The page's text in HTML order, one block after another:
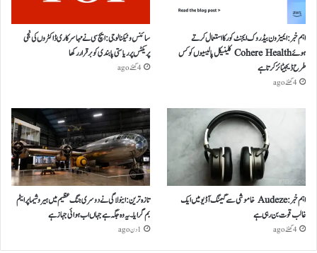
اہم خبر: ایمیزون بیڈروک ایجنٹ کور کا استعمال کرتے
ہوئے Cohere Health کلینیکل پالیسیوں کو کس
طرح ڈیجیٹائز کرتا ہے
4 گھنٹے ago
سائنس و ٹیکنالوجی: ایچ سی نے مہا سرکاری ڈاکٹروں کی نجی
پریکٹس پر ریاستی پابندی کو برقرار رکھا
4 گھنٹے ago
اہم خبر: Audeze خاموشی سے گیمنگ آڈیو میں ایک
غالب قوت بن رہی ہے
4 گھنٹے ago
تازہ ترین: اینولا گی نے دوسری جنگ عظیم میں ہیروشیما پر ایٹم
بم گرایا ۔ یہ وہ جگہ ہے جہاں اب ہوائی جہاز ہے
1 دن ago